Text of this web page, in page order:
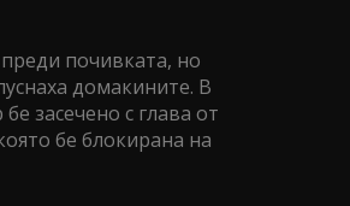
почивката, но
домакините. В
засечено с глава от
бе блокирана на